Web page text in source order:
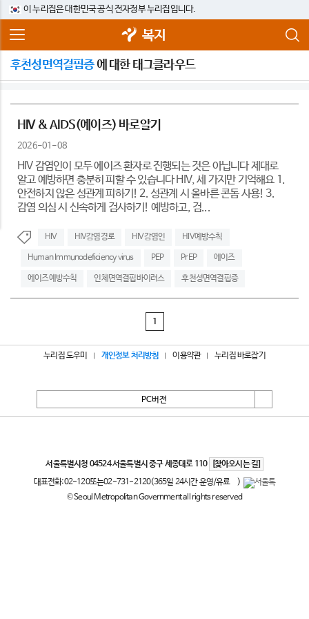
이 누리집은 대한민국 공식 전자정부 누리집입니다.
복지
후천성면역결핍증에 대한 태그클라우드
HIV & AIDS(에이즈) 바로알기
2026-01-08
HIV 감염인이 모두 에이즈 환자로 진행되는 것은 아닙니다 제대로
알고 예방하면 충분히 피할 수 있습니다 HIV, 세 가지만 기억해요 1.
안전하지 않은 성관계 피하기! 2. 성관계 시 올바른 콘돔 사용! 3.
감염 의심 시 신속하게 검사하기! 예방하고, 검...
HIV HIV감염경로 HIV감염인 HIV예방수칙
Human Immunodeficiency virus PEP PrEP 에이즈
에이즈예방수칙 인체면역결핍바이러스 후천성면역결핍증
1
누리집 도우미 개인정보 처리방침 이용약관 누리집 바로잡기
PC버전
서울특별시청 04524 서울특별시 중구 세종대로 110
[찾아오시는 길]
대표전화:02-120또는02-731-2120(365일 24시간 운영/유료
)
© Seoul Metropolitan Government all rights reserved